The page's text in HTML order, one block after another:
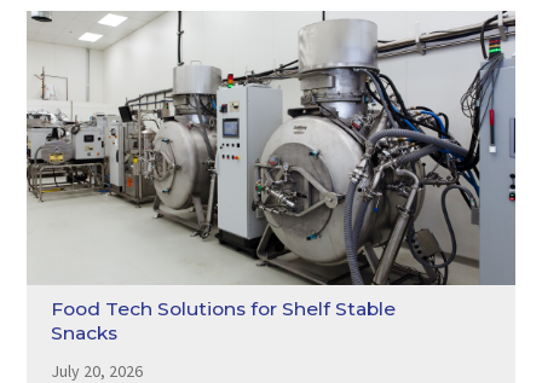
Food Tech Solutions for Shelf Stable
Snacks
July 20, 2026